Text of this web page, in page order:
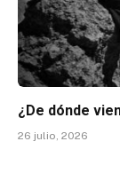
¿De dónde
26 julio, 2026